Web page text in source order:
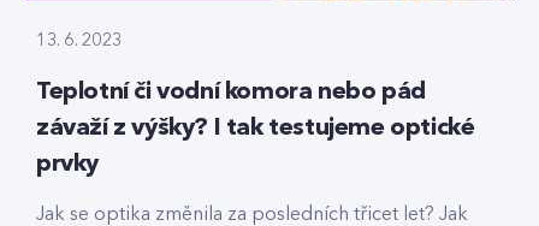
13. 6. 2023
Teplotní či vodní komora nebo pád
závaží z výšky? I tak testujeme optické
prvky
Jak se optika změnila za posledních třicet let? Jak